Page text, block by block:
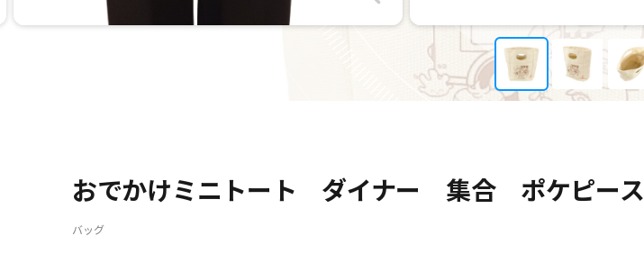
おでかけミニトート ダイナー 集合 ポケピース
バッグ